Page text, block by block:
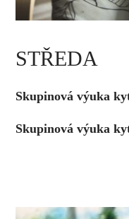
STŘEDA
Skupinová výuka
Skupinová výuka